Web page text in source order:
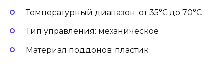
Температурный диапазон: от 35°C до 70°C
Тип управления: механическое
Материал поддонов: пластик